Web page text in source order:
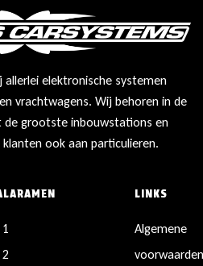
allerlei elektronische systemen
vrachtwagens. Wij behoren in de
grootste inbouwstations en
ook aan particulieren.
2
LINKS
Algemene